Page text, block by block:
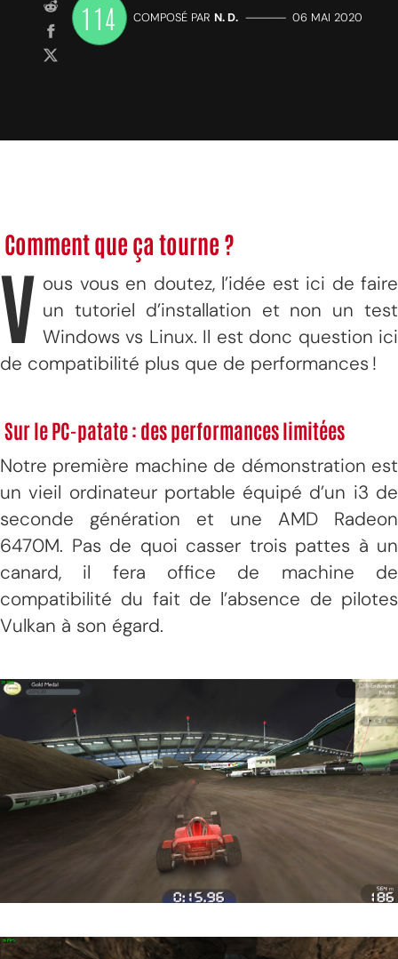
114 COMPOSÉ PAR N. D. ————— 06 MAI 2020
Comment que ça tourne ?
V ous vous en doutez, l’idée est ici de faire
un tutoriel d’installation et non un test
Windows vs Linux. Il est donc question ici
de compatibilité plus que de performances !
Sur le PC-patate : des performances limitées
Notre première machine de démonstration est
un vieil ordinateur portable équipé d’un i3 de
seconde génération et une AMD Radeon
6470M. Pas de quoi casser trois pattes à un
canard, il fera office de machine de
compatibilité du fait de l’absence de pilotes
Vulkan à son égard.